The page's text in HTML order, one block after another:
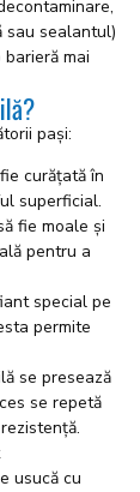
sealantul)
mai
pași:
curățată în
superficial.
fie moale și
pentru a
special pe
permite
se presează
se repetă
usucă cu